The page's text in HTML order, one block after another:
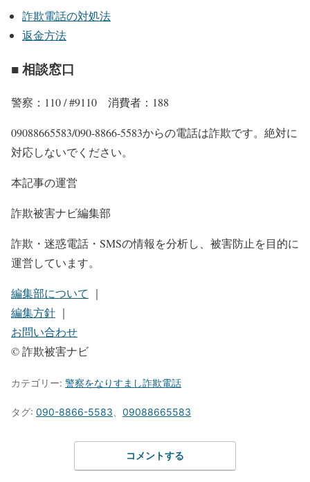
詐欺電話の対処法
返金方法
■ 相談窓口
警察：110 / #9110 消費者：188
09088665583/090-8866-5583からの電話は詐欺です。絶対に
対応しないでください。
本記事の運営
詐欺被害ナビ編集部
詐欺・迷惑電話・SMSの情報を分析し、被害防止を目的に
運営しています。
編集部について ｜
編集方針 ｜
お問い合わせ
© 詐欺被害ナビ
カテゴリー: 警察をなりすまし詐欺電話
タグ: 090-8866-5583 09088665583
コメントする